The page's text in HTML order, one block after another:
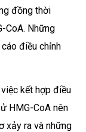
đồng thời
CoA. Những
điều chỉnh
kết hợp điều
HMG-CoA nên
xảy ra và những